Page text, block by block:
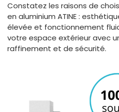
Constatez les raisons de
en aluminium ATINE :
élevée et fonctionnement
votre espace extérieur avec
raffinement et de sécurité.